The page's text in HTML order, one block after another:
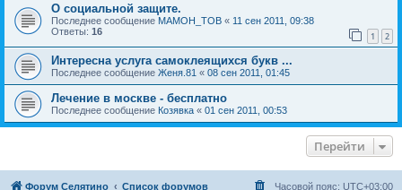
О социальной защите.
Последнее сообщение MAMOH_TOB « 11 сен 2011, 09:38
Ответы: 16 1 2
Интересна услуга самоклеящихся букв ...
Последнее сообщение Женя.81 « 08 сен 2011, 01:45
Лечение в москве - бесплатно
Последнее сообщение Козявка « 01 сен 2011, 00:53
Перейти
Форум Селятино Список форумов Часовой пояс: UTC+03:00